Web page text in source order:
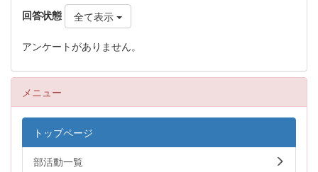
回答状態 全て表示
アンケートがありません。
メニュー
トップページ
部活動一覧